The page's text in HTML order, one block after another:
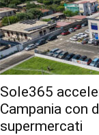
Sole365
Campania con
supermercati